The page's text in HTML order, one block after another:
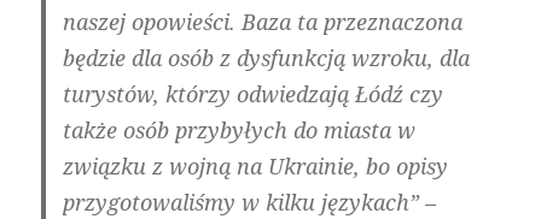
naszej opowieści. Baza ta przeznaczona
będzie dla osób z dysfunkcją wzroku, dla
turystów, którzy odwiedzają Łódź czy
także osób przybyłych do miasta w
związku z wojną na Ukrainie, bo opisy
przygotowaliśmy w kilku językach” –